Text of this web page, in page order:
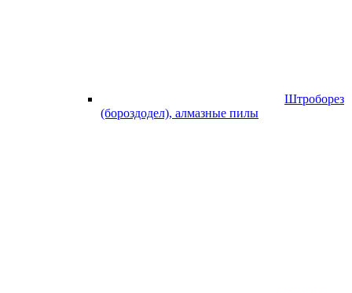
Штроборез
(бороздодел), алмазные пилы